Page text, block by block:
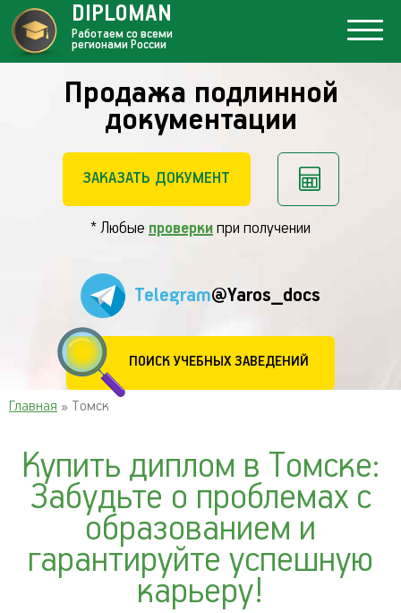
Продажа подлинной
документации
ЗАКАЗАТЬ ДОКУМЕНТ
* Любые проверки при получении
Telegram@Yaros_docs
ПОИСК УЧЕБНЫХ ЗАВЕДЕНИЙ
DIPLOMAN
Работаем со всеми
регионами России
Главная » Томск
Купить диплом в Томске:
Забудьте о проблемах с
образованием и
гарантируйте успешную
карьеру!